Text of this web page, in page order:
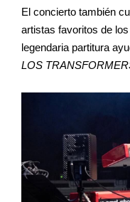
El concierto también
artistas favoritos de
legendaria partitura
LOS